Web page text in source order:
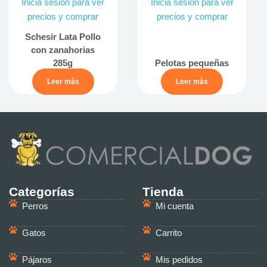
Inicia sesión para ver
precios y comprar
Schesir Lata Pollo
con zanahorias
285g
Leer más
Inicia sesión para ver
precios y comprar
Pelotas pequeñas
Leer más
Categorías
Perros
Gatos
Pájaros
Tienda
Mi cuenta
Carrito
Mis pedidos